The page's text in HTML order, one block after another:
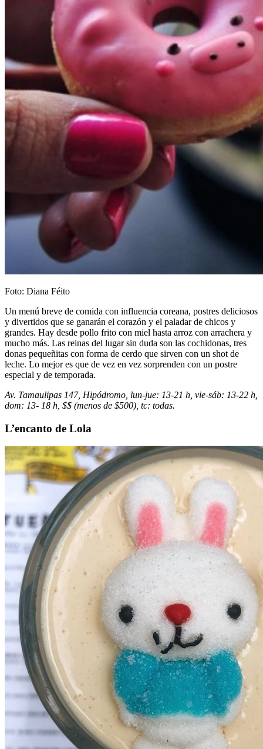
Foto: Diana Féito
Un menú breve de comida con influencia coreana, postres deliciosos
y divertidos que se ganarán el corazón y el paladar de chicos y
grandes. Hay desde pollo frito con miel hasta arroz con arrachera y
mucho más. Las reinas del lugar sin duda son las cochidonas, tres
donas pequeñitas con forma de cerdo que sirven con un shot de
leche. Lo mejor es que de vez en vez sorprenden con un postre
especial y de temporada.
Av. Tamaulipas 147, Hipódromo, lun-jue: 13-21 h, vie-sáb: 13-22 h,
dom: 13- 18 h, $$ (menos de $500), tc: todas.
L’encanto de Lola